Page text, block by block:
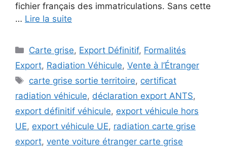
fichier français des immatriculations. Sans cette
… Lire la suite
Catégories
Carte grise, Export Définitif, Formalités
Export, Radiation Véhicule, Vente à l’Étranger
Étiquettes
carte grise sortie territoire, certificat
radiation véhicule, déclaration export ANTS,
export définitif véhicule, export véhicule hors
UE, export véhicule UE, radiation carte grise
export, vente voiture étranger carte grise